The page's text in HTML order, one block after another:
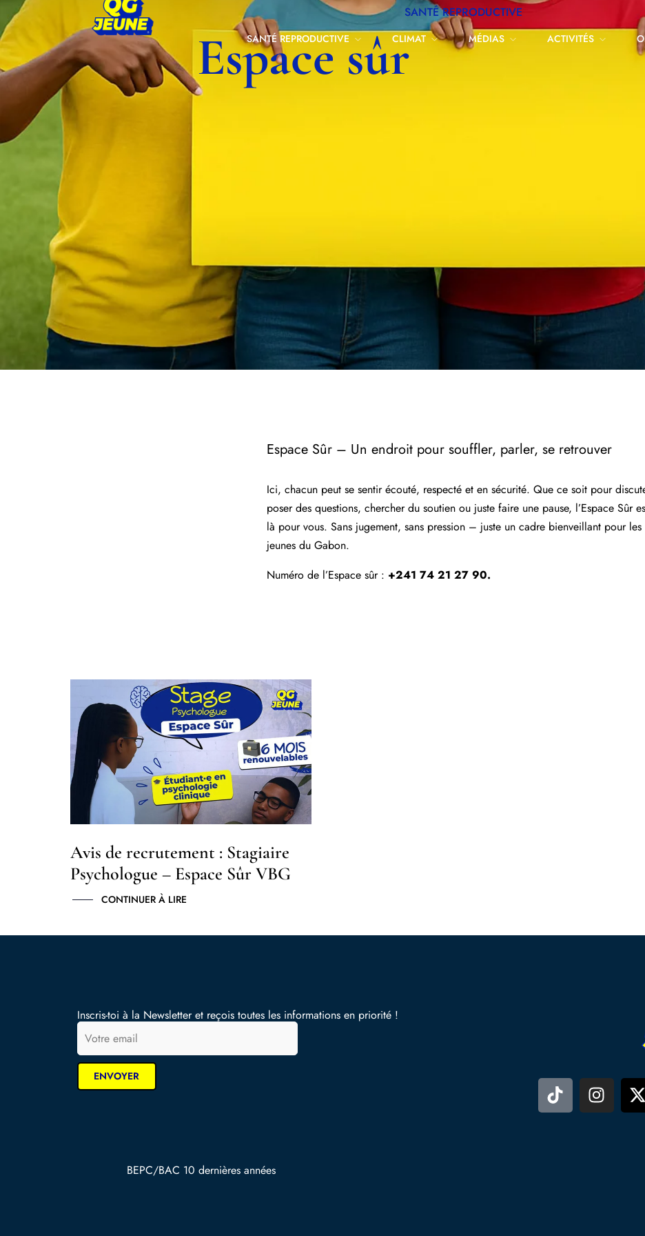
SANTÉ REPRODUCTIVE CLIMAT MÉDIAS ACTIVITÉS
SANTÉ REPRODUCTIVE
Espace sûr
Espace Sûr – Un endroit pour souffler, parler, se retrouver
Ici, chacun peut se sentir écouté, respecté et en sécurité. Que ce soit pour
poser des questions, chercher du soutien ou juste faire une pause, l’Espace Sûr
là pour vous. Sans jugement, sans pression – juste un cadre bienveillant pour les
jeunes du Gabon.
Numéro de l’Espace sûr : +241 74 21 27 90.
Avis de recrutement : Stagiaire
Psychologue – Espace Sûr VBG
CONTINUER À LIRE
Inscris-toi à la Newsletter et reçois toutes les informations en priorité !
BEPC/BAC 10 dernières années